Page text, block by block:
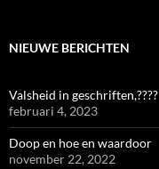
NIEUWE BERICHTEN
Valsheid in geschriften,????
februari 4, 2023
Doop en hoe en waardoor
november 22, 2022